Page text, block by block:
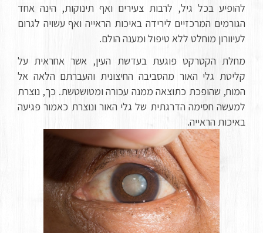
להופיע בכל גיל, לרבות צעירים ואף תינוקות, הינה אחד
הגורמים המרכזיים לירידה באיכות הראייה ואף עשויה לגרום
לעיוורון מוחלט ללא טיפול ומענה הולם.
מחלת הקטרקט פוגעת בעדשת העין, אשר אחראית על
קליטת גלי האור מהסביבה החיצונית והעברתם הלאה אל
המוח, שהופכת כתוצאה ממנה עכורה ומטושטשת. כך, נוצרת
למעשה חסימה הדרגתית של גלי האור ונוצרת כאמור פגיעה
באיכות הראייה.